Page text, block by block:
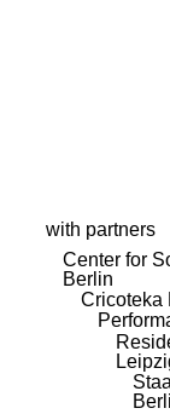
with partners
Center for
Berlin
Cricoteka